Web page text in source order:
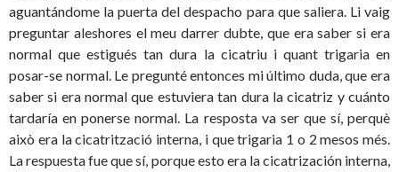
aguantándome la puerta del despacho para que saliera. Li vaig
preguntar aleshores el meu darrer dubte, que era saber si era
normal que estigués tan dura la cicatriu i quant trigaria en
posar-se normal. Le pregunté entonces mi último duda, que era
saber si era normal que estuviera tan dura la cicatriz y cuánto
tardaría en ponerse normal. La resposta va ser que sí, perquè
això era la cicatrització interna, i que trigaria 1 o 2 mesos més.
La respuesta fue que sí, porque esto era la cicatrización interna,